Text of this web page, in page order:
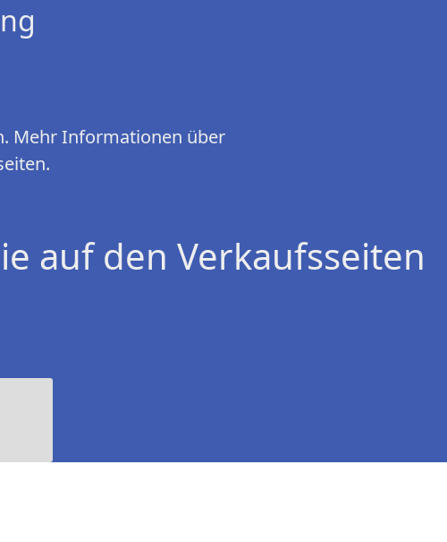
Mehr Informationen über
auf den Verkaufsseiten